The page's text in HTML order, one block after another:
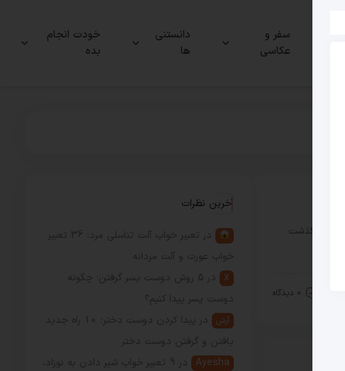
سفر و
عکاسی
دانستنی
ها
خودت انجام
بده
خبر درگذشت
0 دیدگاه
آخرین نظرات
در
تعبیر خواب آلت تناسلی مرد: 36 تعبیر
خواب عورت و آلت مردانه
X در
5 روش دوست پسر گرفتن؛ چگونه
دوست پسر پیدا کنیم؟
آرش در
پیدا کردن دوست دختر: 10 راه جدید
یافتن و گرفتن دوست دختر
Ayesha
در
9 تعبیر خواب شیر دادن به نوزاد،